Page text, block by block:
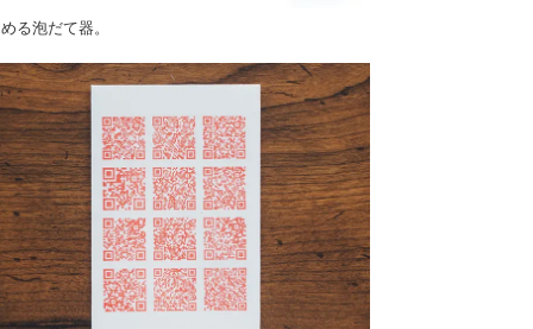
る泡だて器。